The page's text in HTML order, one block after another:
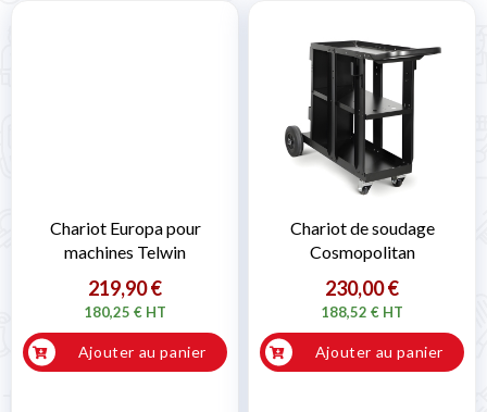
Chariot Europa pour
machines Telwin
219,90 €
180,25 € HT
Ajouter au panier
Chariot de soudage
Cosmopolitan
230,00 €
188,52 € HT
Ajouter au panier